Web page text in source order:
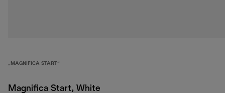
„MAGNIFICA START“
Magnifica Start, White